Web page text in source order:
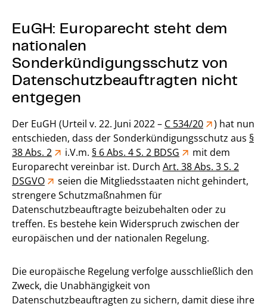
EuGH: Europarecht steht dem
nationalen
Sonderkündigungsschutz von
Datenschutzbeauftragten nicht
entgegen
Der EuGH (Urteil v. 22. Juni 2022 – C 534/20
) hat nun
entschieden, dass der Sonderkündigungsschutz aus §
38 Abs. 2
i.V.m. § 6 Abs. 4 S. 2 BDSG
mit dem
Europarecht vereinbar ist. Durch Art. 38 Abs. 3 S. 2
DSGVO
seien die Mitgliedsstaaten nicht gehindert,
strengere Schutzmaßnahmen für
Datenschutzbeauftragte beizubehalten oder zu
treffen. Es bestehe kein Widerspruch zwischen der
europäischen und der nationalen Regelung.
Die europäische Regelung verfolge ausschließlich den
Zweck, die Unabhängigkeit von
Datenschutzbeauftragten zu sichern, damit diese ihre